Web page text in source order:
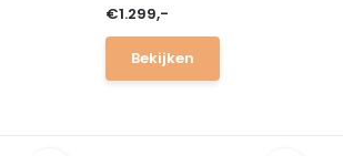
€1.299,-
Bekijken